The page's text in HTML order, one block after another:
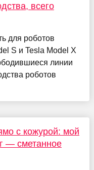
всего
для роботов
S и Tesla Model X
линии
роботов
с кожурой: мой
— сметанное